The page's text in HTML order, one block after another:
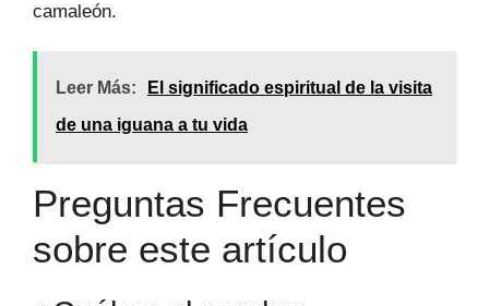
camaleón.
Leer Más:
El significado espiritual de la visita
de una iguana a tu vida
Preguntas Frecuentes
sobre este artículo